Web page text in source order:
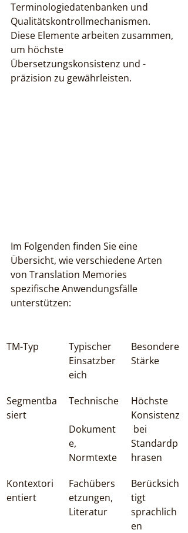
Terminologiedatenbanken und
Qualitätskontrollmechanismen.
Diese Elemente arbeiten zusammen,
um höchste
Übersetzungskonsistenz und -
präzision zu gewährleisten.
Im Folgenden finden Sie eine
Übersicht, wie verschiedene Arten
von Translation Memories
spezifische Anwendungsfälle
unterstützen:
TM-Typ
Typischer
Einsatzber
eich
Besondere
Stärke
Segmentba
siert
Technische
Dokument
e,
Normtexte
Höchste
Konsistenz
bei
Standardp
hrasen
Kontextori
entiert
Fachübers
etzungen,
Literatur
Berücksich
tigt
sprachlich
en